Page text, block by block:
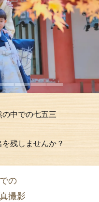
中での七五三
残しませんか？
の
撮影